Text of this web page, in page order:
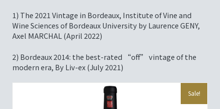
1) The 2021 Vintage in Bordeaux, Institute of Vine and
Wine Sciences of Bordeaux University by Laurence GENY,
Axel MARCHAL (April 2022)
2) Bordeaux 2014: the best-rated “off” vintage of the
modern era, By Liv-ex (July 2021)
Sale!